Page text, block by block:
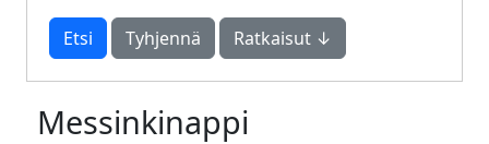
Tyhjennä Ratkaisut ↓
Messinkinappi